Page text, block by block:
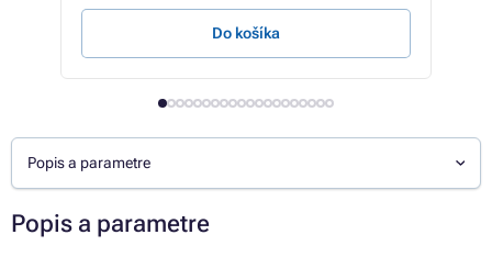
Do košíka
Popis a parametre
Popis a parametre